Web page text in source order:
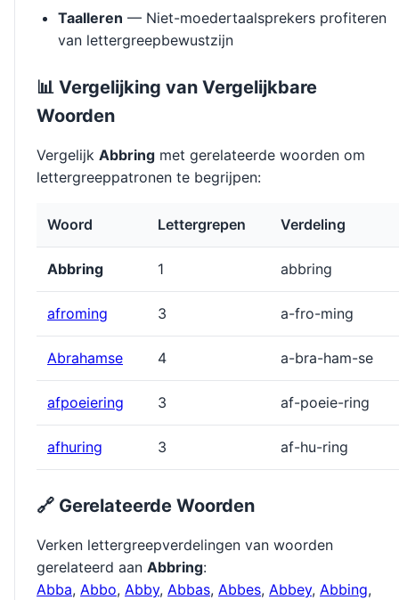
Taalleren — Niet-moedertaalsprekers profiteren
van lettergreepbewustzijn
📊 Vergelijking van Vergelijkbare
Woorden
Vergelijk Abbring met gerelateerde woorden om
lettergreeppatronen te begrijpen:
Woord Lettergrepen Verdeling
Abbring 1 abbring
afroming 3 a-fro-ming
Abrahamse 4 a-bra-ham-se
afpoeiering 3 af-poeie-ring
afhuring 3 af-hu-ring
🔗 Gerelateerde Woorden
Verken lettergreepverdelingen van woorden
gerelateerd aan Abbring:
Abba, Abbo, Abby, Abbas, Abbes, Abbey, Abbing,